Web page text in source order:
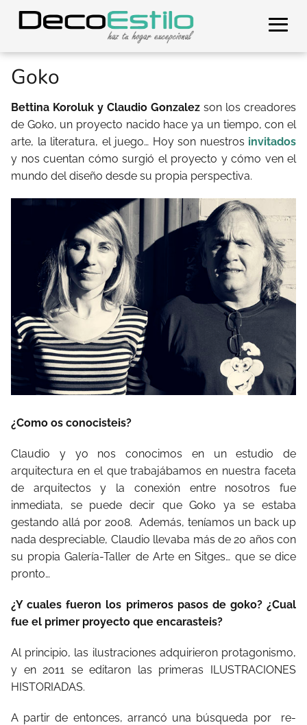
Goko
Bettina Koroluk y Claudio Gonzalez son los creadores
de Goko, un proyecto nacido hace ya un tiempo, con el
arte, la literatura, el juego… Hoy son nuestros invitados
y nos cuentan cómo surgió el proyecto y cómo ven el
mundo del diseño desde su propia perspectiva.
¿Como os conocisteis?
Claudio y yo nos conocimos en un estudio de
arquitectura en el que trabajábamos en nuestra faceta
de arquitectos y la conexión entre nosotros fue
inmediata, se puede decir que Goko ya se estaba
gestando allá por 2008. Además, teníamos un back up
nada despreciable, Claudio llevaba más de 20 años con
su propia Galería-Taller de Arte en Sitges… que se dice
pronto…
¿Y cuales fueron los primeros pasos de goko? ¿Cual
fue el primer proyecto que encarasteis?
Al principio, las ilustraciones adquirieron protagonismo,
y en 2011 se editaron las primeras ILUSTRACIONES
HISTORIADAS.
A partir de entonces, arrancó una búsqueda por
re-